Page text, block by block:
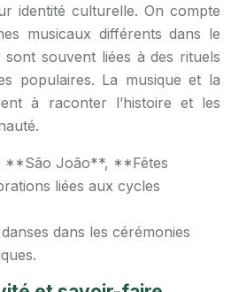
identité culturelle. On compte
musicaux différents dans le
sont souvent liées à des rituels
populaires. La musique et la
à raconter l’histoire et les
**São João**, **Fêtes
liées aux cycles
dans les cérémonies